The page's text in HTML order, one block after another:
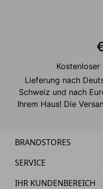
Kostenloser
Lieferung nach
Schweiz und nach
Ihrem Haus! Die
BRANDSTORES
SERVICE
IHR KUNDENBEREICH